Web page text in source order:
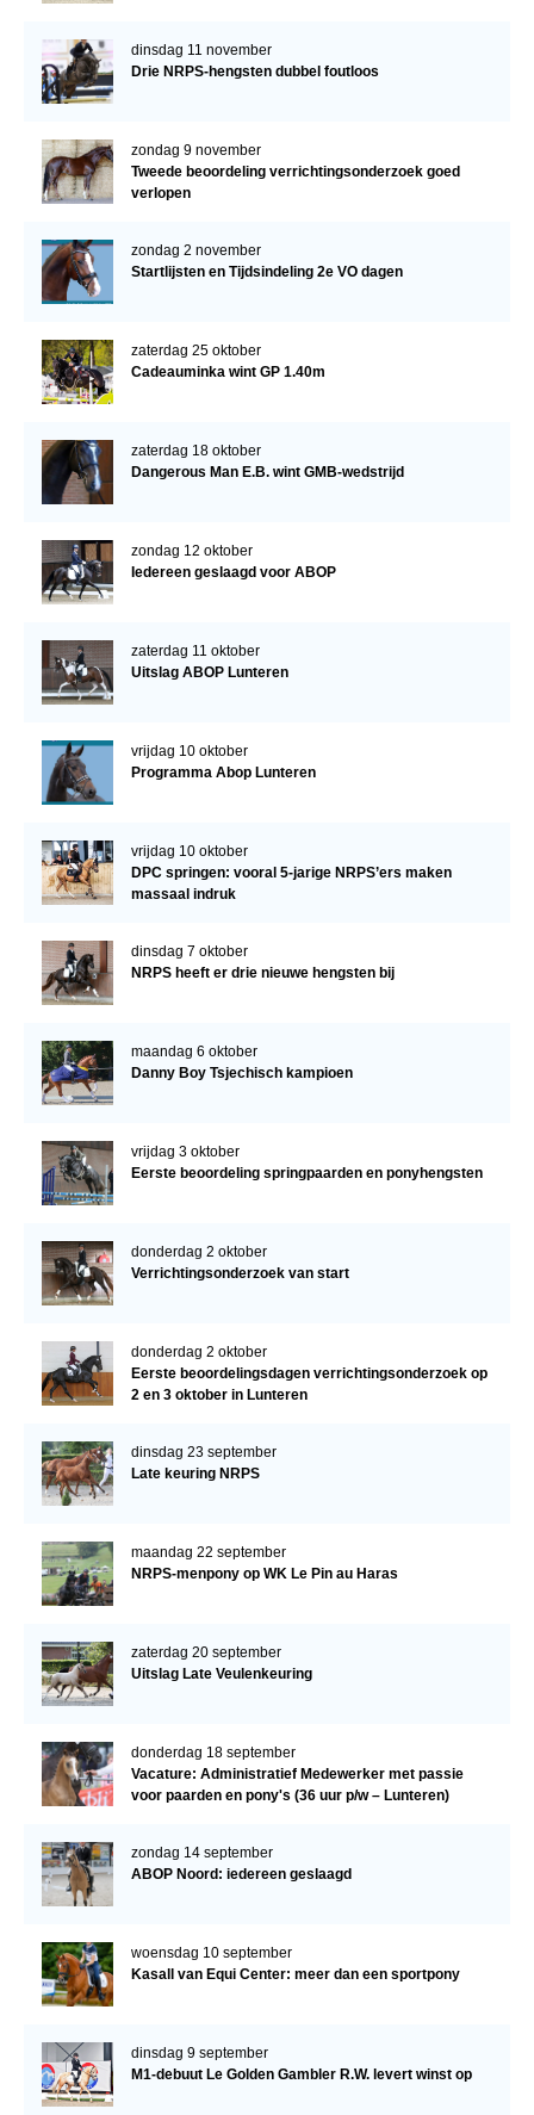
dinsdag 11 november
Drie NRPS-hengsten dubbel foutloos
zondag 9 november
Tweede beoordeling verrichtingsonderzoek goed
verlopen
zondag 2 november
Startlijsten en Tijdsindeling 2e VO dagen
zaterdag 25 oktober
Cadeauminka wint GP 1.40m
zaterdag 18 oktober
Dangerous Man E.B. wint GMB-wedstrijd
zondag 12 oktober
Iedereen geslaagd voor ABOP
zaterdag 11 oktober
Uitslag ABOP Lunteren
vrijdag 10 oktober
Programma Abop Lunteren
vrijdag 10 oktober
DPC springen: vooral 5-jarige NRPS’ers maken
massaal indruk
dinsdag 7 oktober
NRPS heeft er drie nieuwe hengsten bij
maandag 6 oktober
Danny Boy Tsjechisch kampioen
vrijdag 3 oktober
Eerste beoordeling springpaarden en ponyhengsten
donderdag 2 oktober
Verrichtingsonderzoek van start
donderdag 2 oktober
Eerste beoordelingsdagen verrichtingsonderzoek op
2 en 3 oktober in Lunteren
dinsdag 23 september
Late keuring NRPS
maandag 22 september
NRPS-menpony op WK Le Pin au Haras
zaterdag 20 september
Uitslag Late Veulenkeuring
donderdag 18 september
Vacature: Administratief Medewerker met passie
voor paarden en pony's (36 uur p/w – Lunteren)
zondag 14 september
ABOP Noord: iedereen geslaagd
woensdag 10 september
Kasall van Equi Center: meer dan een sportpony
dinsdag 9 september
M1-debuut Le Golden Gambler R.W. levert winst op